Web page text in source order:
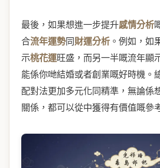
最後，如果想進一步提升感情分析
合流年運勢同財運分析 。例如，如
示桃花運旺盛，而另一半嘅流年顯
能係你哋結婚或者創業嘅好時機。
配對法更加多元化同精準，無論係
關係，都可以從中獲得有價值嘅參